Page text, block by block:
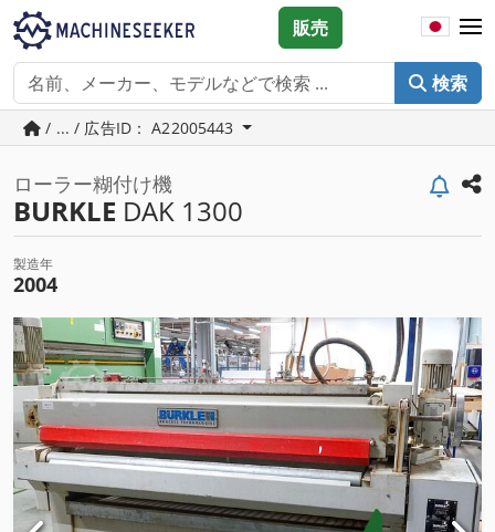
検索
販売
/ ... / 広告ID： A22005443
ローラー糊付け機
BURKLE DAK 1300
製造年
2004